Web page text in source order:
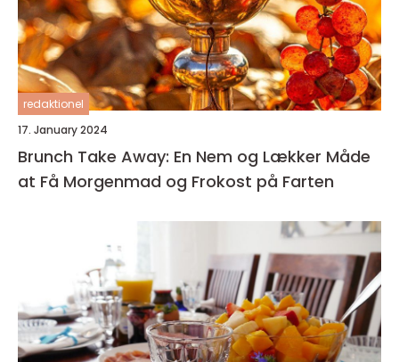
redaktionel
17. January 2024
Brunch Take Away: En Nem og Lækker Måde
at Få Morgenmad og Frokost på Farten